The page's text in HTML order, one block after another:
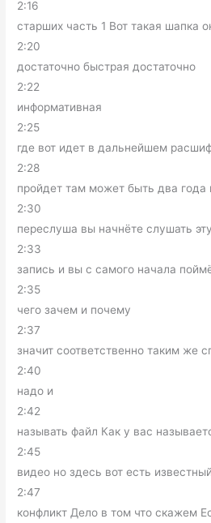
2:16
старших часть 1 Вот такая шапка
2:20
достаточно быстрая достаточно
2:22
информативная
2:25
где вот идет в дальнейшем
2:28
пройдет там может быть два года
2:30
переслуша вы начнёте слушать
2:33
запись и вы с самого начала
2:35
чего зачем и почему
2:37
значит соответственно таким же
2:40
надо и
2:42
называть файл Как у вас
2:45
видео но здесь вот есть известный
2:47
конфликт Дело в том что скажем